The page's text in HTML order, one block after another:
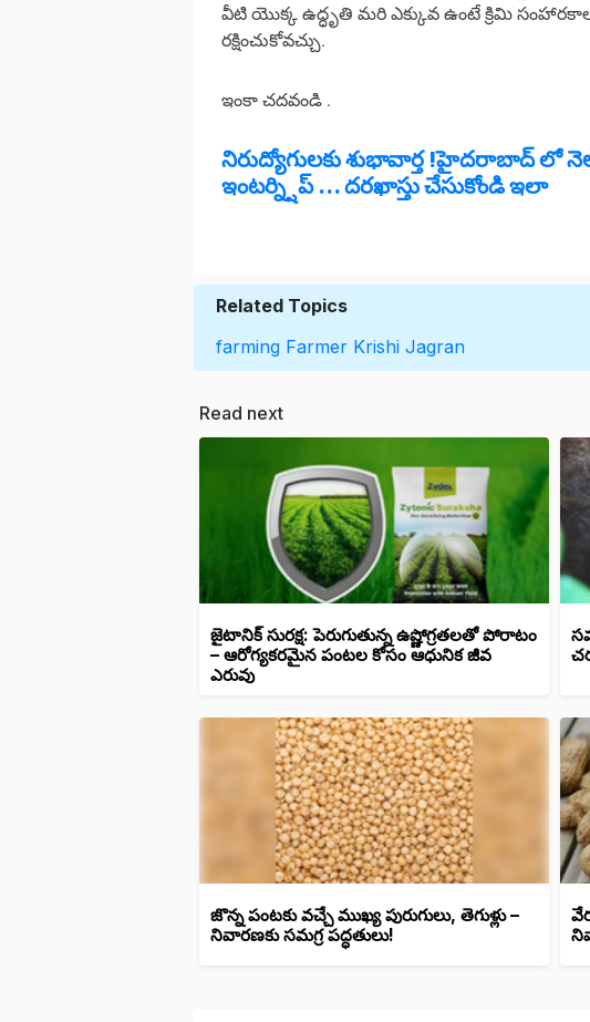
వీటి యొక్క ఉద్ధృతి మరి ఎక్కువ ఉంటే క్రిమి
రక్షించుకోవచ్చు.
ఇంకా చదవండి .
నిరుద్యోగులకు శుభావార్త !హైదరాబాద్ లో
ఇంటర్న్షిప్ ... దరఖాస్తు చేసుకోండి ఇలా
Related Topics
farming Farmer Krishi Jagran
Read next
జైటానిక్ సురక్ష: పెరుగుతున్న ఉష్ణోగ్రతలతో పోరాటం
– ఆరోగ్యకరమైన పంటల కోసం ఆధునిక జీవ
ఎరువు
జొన్న పంటకు వచ్చే ముఖ్య పురుగులు, తెగుళ్లు –
నివారణకు సమగ్ర పద్ధతులు!